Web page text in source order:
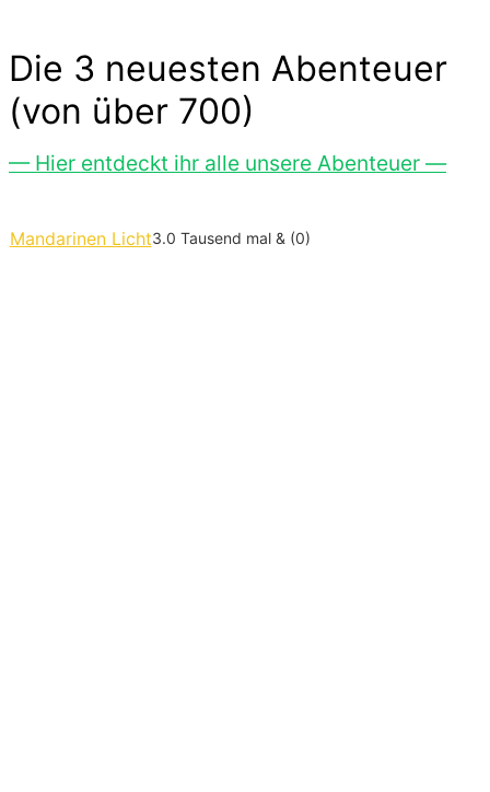
Die 3 neuesten Abenteuer
(von über 700)
— Hier entdeckt ihr alle unsere Abenteuer —
Mandarinen Licht3.0 Tausend mal & (0)